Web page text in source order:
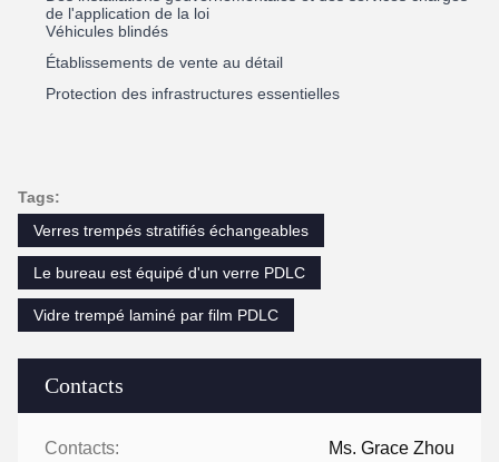
Contacts
Contacts: Ms. Grace Zhou
de l'application de la loi
Véhicules blindés
Établissements de vente au détail
Protection des infrastructures essentielles
Tags:
Verres trempés stratifiés échangeables
Le bureau est équipé d'un verre PDLC
Vidre trempé laminé par film PDLC